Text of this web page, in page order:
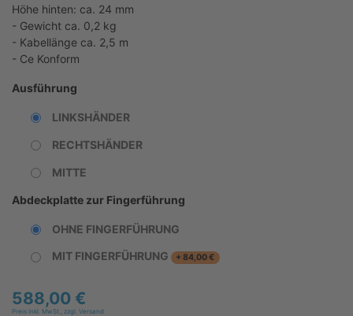
Höhe hinten: ca. 24 mm
- Gewicht ca. 0,2 kg
- Kabellänge ca. 2,5 m
- Ce Konform
Ausführung
LINKSHÄNDER
RECHTSHÄNDER
MITTE
Abdeckplatte zur Fingerführung
OHNE FINGERFÜHRUNG
MIT FINGERFÜHRUNG
+84,00€
588,00 €
Preis inkl. MwSt., zzgl. Versand